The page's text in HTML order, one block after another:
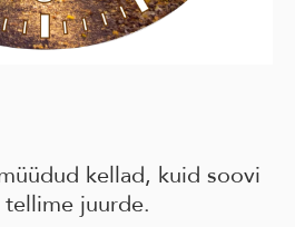
kellad, kuid soovi
tellime juurde.